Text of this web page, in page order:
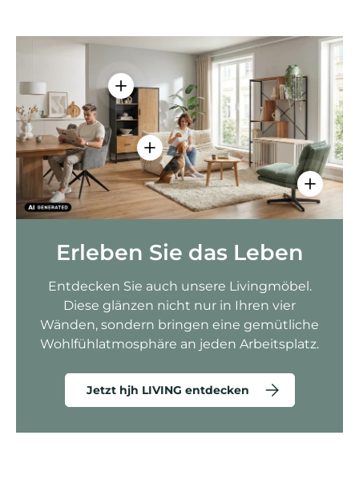
Einzelheiten anzeigen - AMIO H -
Einzelheiten anzeigen - Sitzolo 2
Erleben Sie das Leben
Entdecken Sie auch unsere Livingmöbel.
Diese glänzen nicht nur in Ihren vier
Wänden, sondern bringen eine gemütliche
Wohlfühlatmosphäre an jeden Arbeitsplatz.
Jetzt hjh LIVING entdecken